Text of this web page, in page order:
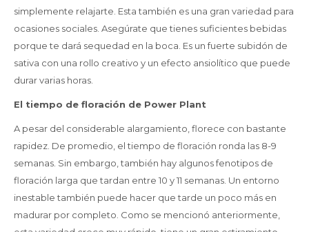
simplemente relajarte. Esta también es una gran variedad para
ocasiones sociales. Asegúrate que tienes suficientes bebidas
porque te dará sequedad en la boca. Es un fuerte subidón de
sativa con una rollo creativo y un efecto ansiolítico que puede
durar varias horas.
El tiempo de floración de Power Plant
A pesar del considerable alargamiento, florece con bastante
rapidez. De promedio, el tiempo de floración ronda las 8-9
semanas. Sin embargo, también hay algunos fenotipos de
floración larga que tardan entre 10 y 11 semanas. Un entorno
inestable también puede hacer que tarde un poco más en
madurar por completo. Como se mencionó anteriormente,